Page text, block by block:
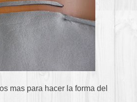
mas para hacer la forma del